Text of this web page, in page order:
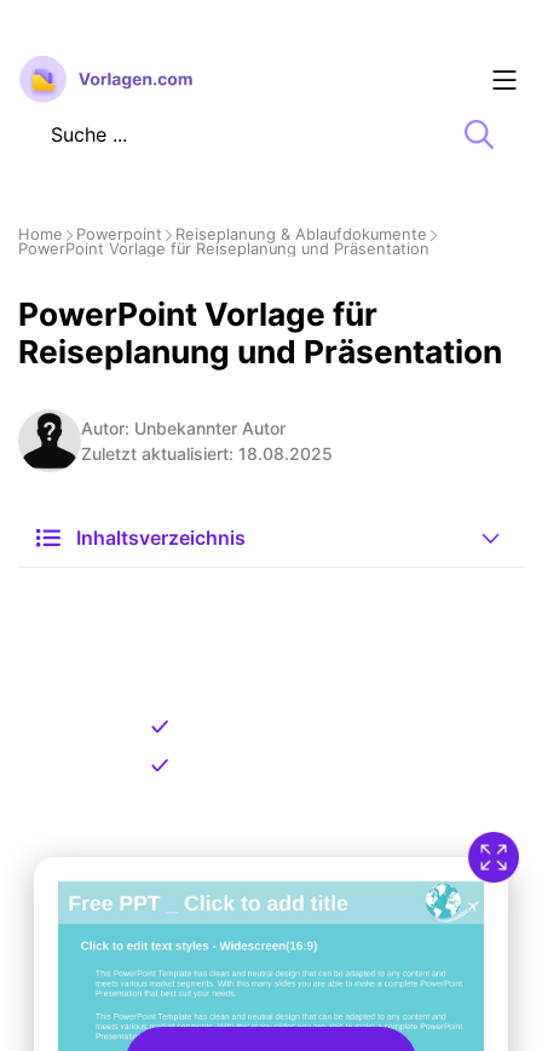
Zum
Inhalt
springen
Home Powerpoint
Reiseplanung & Ablaufdokumente
PowerPoint Vorlage für Reiseplanung und Präsentation
PowerPoint Vorlage für
Reiseplanung und Präsentation
Autor: Unbekannter Autor
Zuletzt aktualisiert: 18.08.2025
Inhaltsverzeichnis